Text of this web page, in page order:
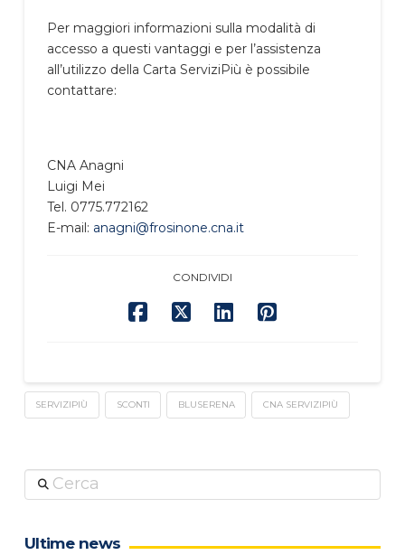
Per maggiori informazioni sulla modalità di
accesso a questi vantaggi e per l’assistenza
all’utilizzo della Carta ServiziPiù è possibile
contattare:
CNA Anagni
Luigi Mei
Tel. 0775.772162
E-mail: anagni@frosinone.cna.it
CONDIVIDI
SERVIZIPIÙ SCONTI BLUSERENA CNA SERVIZIPIÙ
Cerca
Ultime news